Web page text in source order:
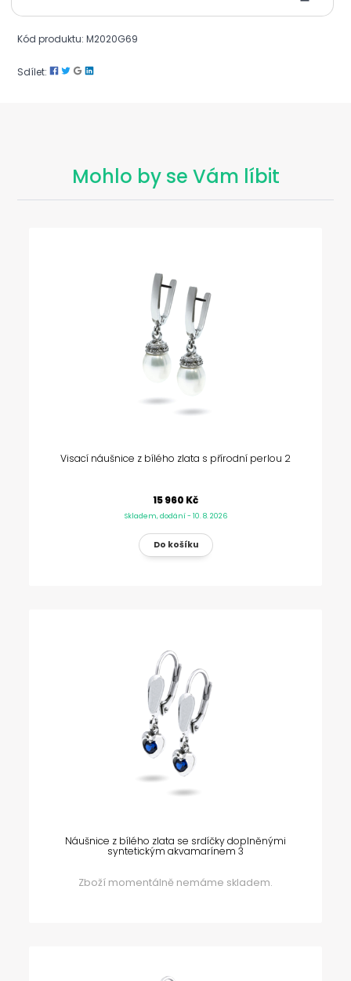
Kód produktu: M2020G69
Sdílet:
Mohlo by se Vám líbit
Visací náušnice z bílého zlata s přírodní perlou 2
15 960 Kč
Skladem, dodání - 10. 8. 2026
Náušnice z bílého zlata se srdíčky doplněnými
syntetickým akvamarínem 3
Zboží momentálně nemáme skladem.